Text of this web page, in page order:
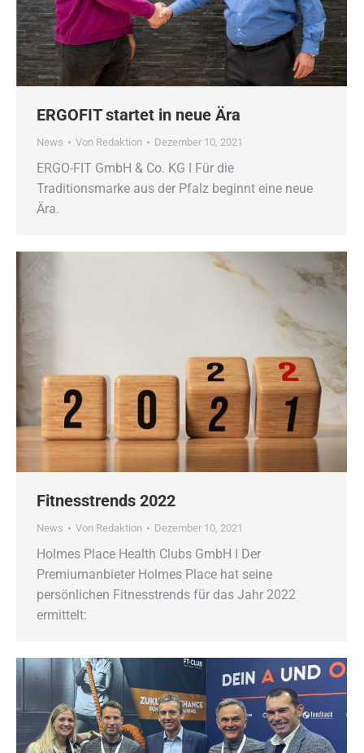
ERGOFIT startet in neue Ära
News Von Redaktion Dezember 10, 2021
ERGO-FIT GmbH & Co. KG ǀ Für die
Traditionsmarke aus der Pfalz beginnt eine neue
Ära.
Fitnesstrends 2022
News Von Redaktion Dezember 10, 2021
Holmes Place Health Clubs GmbH ǀ Der
Premiumanbieter Holmes Place hat seine
persönlichen Fitnesstrends für das Jahr 2022
ermittelt: